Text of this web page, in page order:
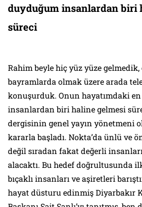
duyduğum insanlardan biri
süreci
Rahim beyle hiç yüz yüze
bayramlarda olmak üzere arada
konuşurduk. Onun hayatımdaki en
insanlardan biri haline gelmesi
dergisinin genel yayın yönetmeni
kararla başladı. Nokta’da ünlü ve
değil sıradan fakat değerli
alacaktı. Bu hedef doğrultusunda
bıçaklı insanları ve aşiretleri
hayat düsturu edinmiş Diyarbakır